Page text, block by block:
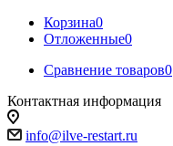
Корзина0
Отложенные0
Сравнение товаров0
Контактная информация
info@ilve-restart.ru